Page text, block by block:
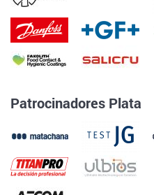
Patrocinadores Plata